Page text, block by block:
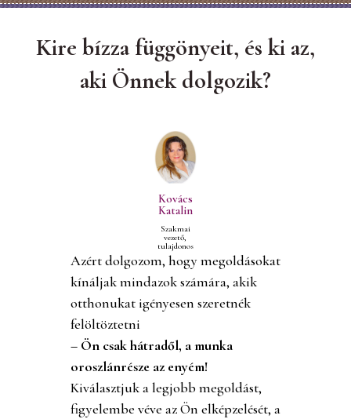
Kire bízza függönyeit, és ki az,
aki Önnek dolgozik?
Kovács
Katalin
Szakmai
vezető,
tulajdonos
Azért dolgozom, hogy megoldásokat
kínáljak mindazok számára, akik
otthonukat igényesen szeretnék
felöltöztetni
– Ön csak hátradől, a munka
oroszlánrésze az enyém!
Kiválasztjuk a legjobb megoldást,
figyelembe véve az Ön elképzelését, a